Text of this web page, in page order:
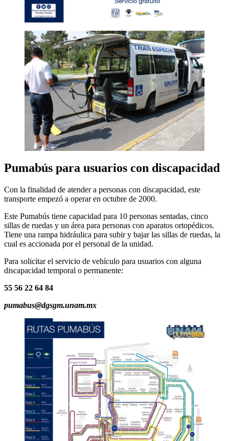
Pumabús para usuarios con discapacidad
Con la finalidad de atender a personas con discapacidad, este
transporte empezó a operar en octubre de 2000.
Este Pumabús tiene capacidad para 10 personas sentadas, cinco
sillas de ruedas y un área para personas con aparatos ortopédicos.
Tiene una rampa hidráulica para subir y bajar las sillas de ruedas, la
cual es accionada por el personal de la unidad.
Para solicitar el servicio de vehículo para usuarios con alguna
discapacidad temporal o permanente:
55 56 22 64 84
pumabus@dgsgm.unam.mx